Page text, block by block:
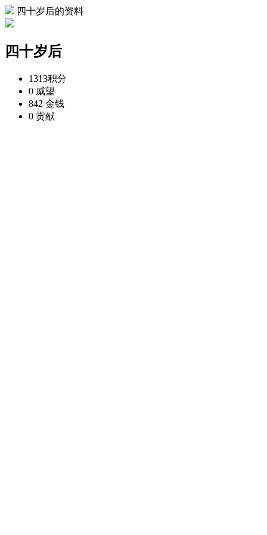
四十岁后的资料
四十岁后
1313积分
0 威望
842 金钱
0 贡献